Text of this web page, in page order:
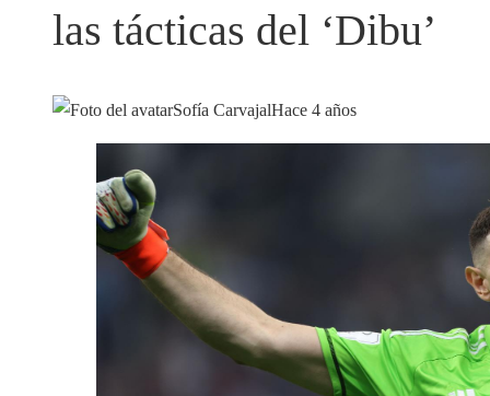
las tácticas del ‘Dibu’
Sofía CarvajalHace 4 años